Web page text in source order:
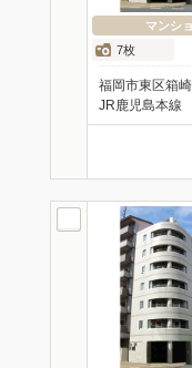
マンシ
7枚
福岡市東区箱
JR鹿児島本線